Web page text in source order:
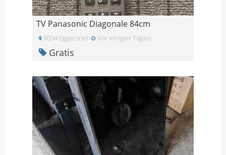
TV Panasonic Diagonale 84cm
9034 Eggersriet Vor einigen Tagen
Gratis